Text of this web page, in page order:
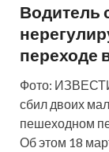
Водитель
переходе
Фото:
сбил двоих
пешеходном
Об этом 18